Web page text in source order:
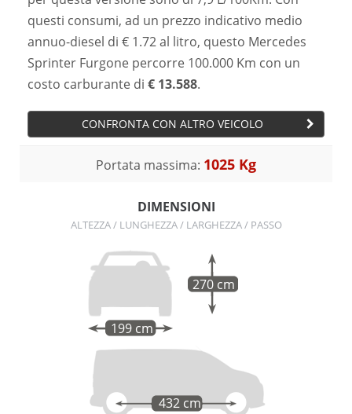
questi consumi, ad un prezzo indicativo medio
annuo-diesel di € 1.72 al litro, questo Mercedes
Sprinter Furgone percorre 100.000 Km con un
costo carburante di € 13.588.
CONFRONTA CON ALTRO VEICOLO
Portata massima: 1025 Kg
DIMENSIONI
ALTEZZA / LUNGHEZZA / LARGHEZZA / PASSO
199 cm
270 cm
432 cm